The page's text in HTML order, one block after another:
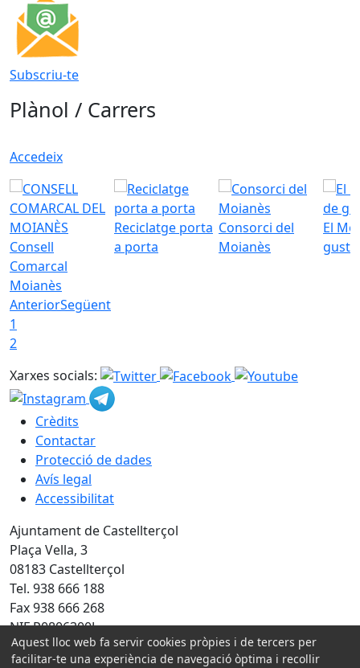
Subscriu-te
Plànol / Carrers
Accedeix
Consell
Comarcal
Moianès
Reciclatge porta
a porta
Consorci del
Moianès
El
gust
AnteriorSegüent
1
2
Xarxes socials:
Crèdits
Contactar
Protecció de dades
Avís legal
Accessibilitat
Ajuntament de Castellterçol
Plaça Vella, 3
08183 Castellterçol
Tel. 938 666 188
Fax 938 666 268
NIF P0806300J
Amb la col·laboració de:
Aquest lloc web fa servir cookies pròpies i de tercers per
facilitar-te una experiència de navegació òptima i recollir